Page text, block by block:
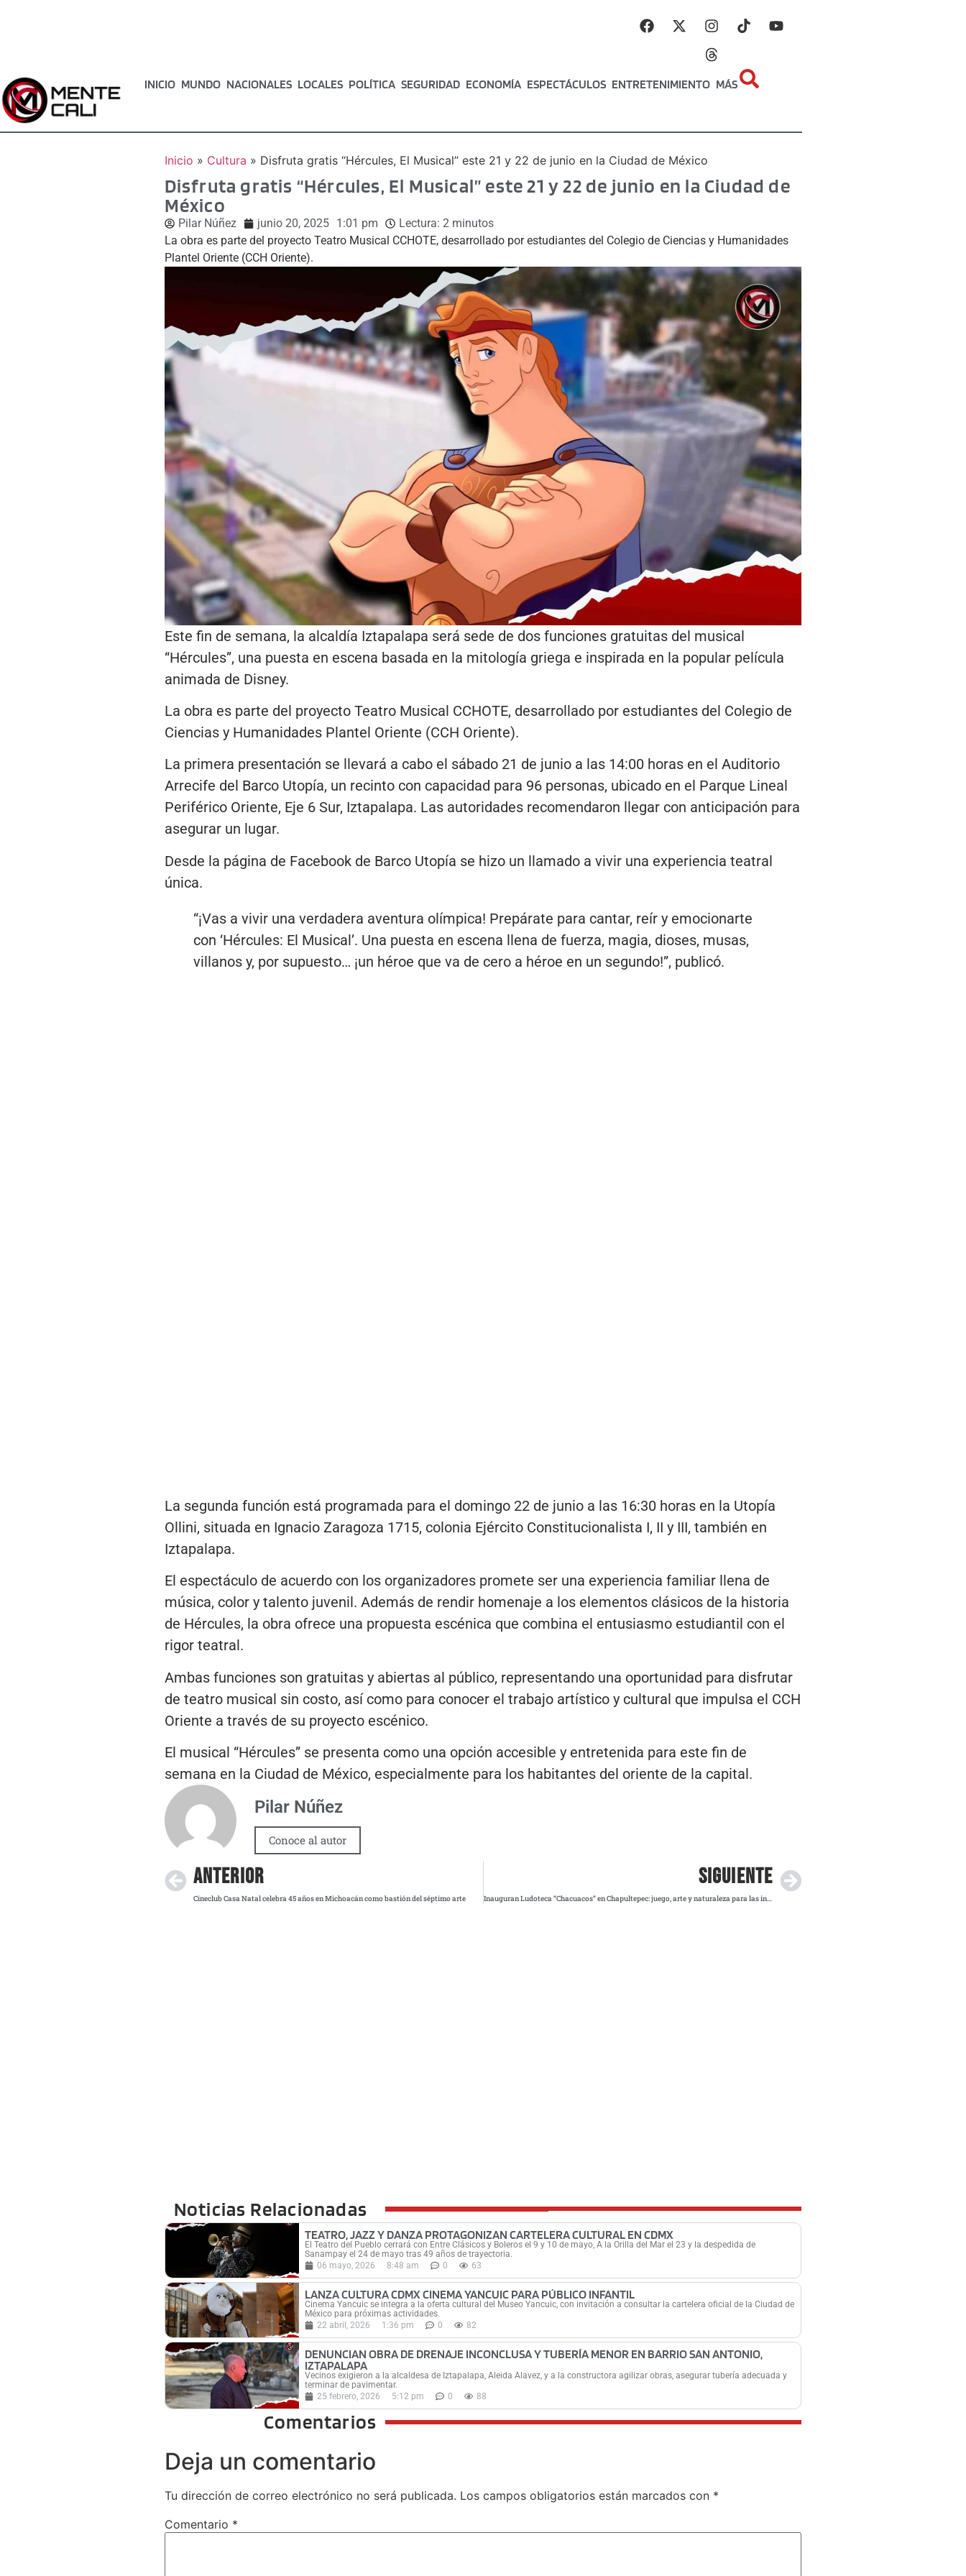
INICIO MUNDO NACIONALES LOCALES POLÍTICA SEGURIDAD ECONOMÍA ESPECTÁCULOS ENTRETENIMIENTO MÁS
Inicio » Cultura » Disfruta gratis “Hércules, El Musical” este 21 y 22 de junio en la Ciudad de México
Disfruta gratis “Hércules, El Musical” este 21 y 22 de junio en la Ciudad de
México
Pilar Núñez junio 20, 2025 1:01 pm Lectura: 2 minutos
La obra es parte del proyecto Teatro Musical CCHOTE, desarrollado por estudiantes del Colegio de Ciencias y Humanidades
Plantel Oriente (CCH Oriente).
Este fin de semana, la alcaldía Iztapalapa será sede de dos funciones gratuitas del musical
“Hércules”, una puesta en escena basada en la mitología griega e inspirada en la popular película
animada de Disney.
La obra es parte del proyecto Teatro Musical CCHOTE, desarrollado por estudiantes del Colegio de
Ciencias y Humanidades Plantel Oriente (CCH Oriente).
La primera presentación se llevará a cabo el sábado 21 de junio a las 14:00 horas en el Auditorio
Arrecife del Barco Utopía, un recinto con capacidad para 96 personas, ubicado en el Parque Lineal
Periférico Oriente, Eje 6 Sur, Iztapalapa. Las autoridades recomendaron llegar con anticipación para
asegurar un lugar.
Desde la página de Facebook de Barco Utopía se hizo un llamado a vivir una experiencia teatral
única.
“¡Vas a vivir una verdadera aventura olímpica! Prepárate para cantar, reír y emocionarte
con ‘Hércules: El Musical’. Una puesta en escena llena de fuerza, magia, dioses, musas,
villanos y, por supuesto… ¡un héroe que va de cero a héroe en un segundo!”, publicó.
La segunda función está programada para el domingo 22 de junio a las 16:30 horas en la Utopía
Ollini, situada en Ignacio Zaragoza 1715, colonia Ejército Constitucionalista I, II y III, también en
Iztapalapa.
El espectáculo de acuerdo con los organizadores promete ser una experiencia familiar llena de
música, color y talento juvenil. Además de rendir homenaje a los elementos clásicos de la historia
de Hércules, la obra ofrece una propuesta escénica que combina el entusiasmo estudiantil con el
rigor teatral.
Ambas funciones son gratuitas y abiertas al público, representando una oportunidad para disfrutar
de teatro musical sin costo, así como para conocer el trabajo artístico y cultural que impulsa el CCH
Oriente a través de su proyecto escénico.
El musical “Hércules” se presenta como una opción accesible y entretenida para este fin de
semana en la Ciudad de México, especialmente para los habitantes del oriente de la capital.
Pilar Núñez
Conoce al autor
ANTERIOR
Cineclub Casa Natal celebra 45 años en Michoacán como bastión del séptimo arte
SIGUIENTE
Inauguran Ludoteca “Chacuacos” en Chapultepec: juego, arte y naturaleza para las infancias
Noticias Relacionadas
TEATRO, JAZZ Y DANZA PROTAGONIZAN CARTELERA CULTURAL EN CDMX
El Teatro del Pueblo cerrará con Entre Clásicos y Boleros el 9 y 10 de mayo, A la Orilla del Mar el 23 y la despedida de
Sanampay el 24 de mayo tras 49 años de trayectoria.
06 mayo, 2026
8:48 am 0 63
LANZA CULTURA CDMX CINEMA YANCUIC PARA PÚBLICO INFANTIL
Cinema Yancuic se integra a la oferta cultural del Museo Yancuic, con invitación a consultar la cartelera oficial de la Ciudad de
México para próximas actividades.
22 abril, 2026
1:36 pm 0 82
DENUNCIAN OBRA DE DRENAJE INCONCLUSA Y TUBERÍA MENOR EN BARRIO SAN ANTONIO,
IZTAPALAPA
Vecinos exigieron a la alcaldesa de Iztapalapa, Aleida Alavez, y a la constructora agilizar obras, asegurar tubería adecuada y
terminar de pavimentar.
25 febrero, 2026
5:12 pm 0 88
Comentarios
Deja un comentario
Tu dirección de correo electrónico no será publicada. Los campos obligatorios están marcados con *
Comentario *